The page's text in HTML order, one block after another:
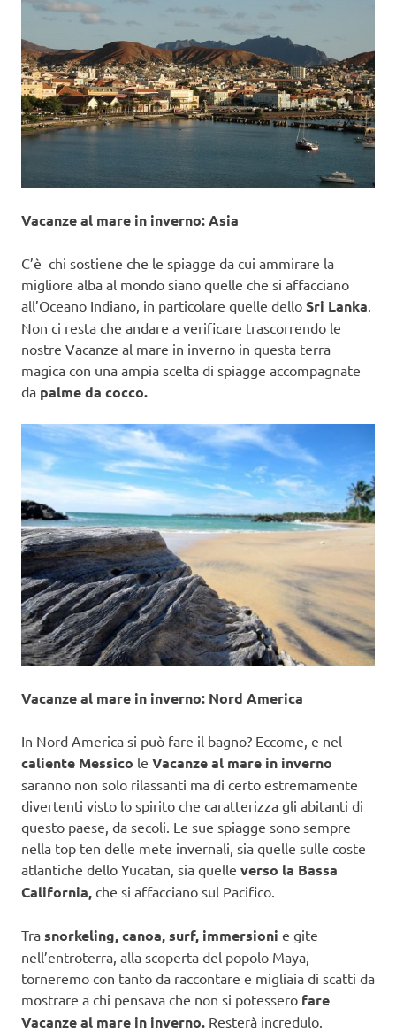
Vacanze al mare in inverno: Asia
C’è chi sostiene che le spiagge da cui ammirare la
migliore alba al mondo siano quelle che si affacciano
all’Oceano Indiano, in particolare quelle dello Sri Lanka.
Non ci resta che andare a verificare trascorrendo le
nostre Vacanze al mare in inverno in questa terra
magica con una ampia scelta di spiagge accompagnate
da palme da cocco.
Vacanze al mare in inverno: Nord America
In Nord America si può fare il bagno? Eccome, e nel
caliente Messico le Vacanze al mare in inverno
saranno non solo rilassanti ma di certo estremamente
divertenti visto lo spirito che caratterizza gli abitanti di
questo paese, da secoli. Le sue spiagge sono sempre
nella top ten delle mete invernali, sia quelle sulle coste
atlantiche dello Yucatan, sia quelle verso la Bassa
California, che si affacciano sul Pacifico.
Tra snorkeling, canoa, surf, immersioni e gite
nell’entroterra, alla scoperta del popolo Maya,
torneremo con tanto da raccontare e migliaia di scatti da
mostrare a chi pensava che non si potessero fare
Vacanze al mare in inverno. Resterà incredulo.